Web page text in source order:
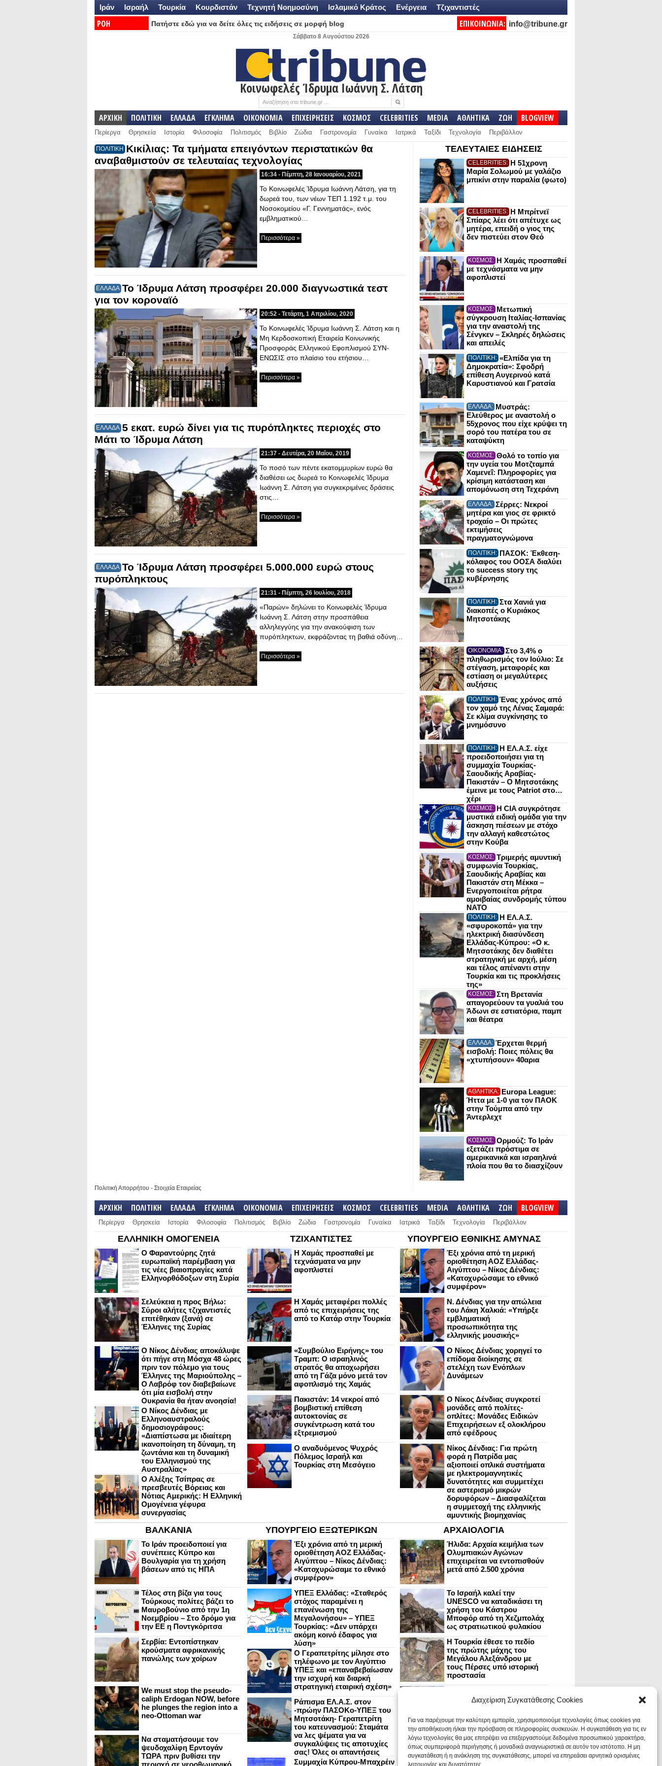
Διαχείριση Συγκατάθεσης Cookies
Για να παρέχουμε την καλύτερη εμπειρία, χρησιμοποιούμε τεχνολογίες όπως cookies για
την αποθήκευση ή/και την πρόσβαση σε πληροφορίες συσκευών. Η συγκατάθεση για τις εν
λόγω τεχνολογίες θα μας επιτρέψει να επεξεργαστούμε δεδομένα προσωπικού χαρακτήρα,
όπως συμπεριφορά περιήγησης ή μοναδικά αναγνωριστικά σε αυτόν τον ιστότοπο. Η μη
συγκατάθεση ή η ανάκληση της συγκατάθεσης, μπορεί να επηρεάσει αρνητικά ορισμένες
λειτουργίες και δυνατότητες.
Ιράν Ισραήλ Τουρκία Κουρδιστάν Τεχνητή Νοημοσύνη Ισλαμικό Κράτος Ενέργεια Τζιχαντιστές
ΡΟΗ
Πατήστε εδώ για να δείτε όλες τις ειδήσεις σε μορφή blog ΕΠΙΚΟΙΝΩΝΙΑ: info@tribune.gr
Σάββατο 8 Αυγούστου 2026
Κοινωφελές Ίδρυμα Ιωάννη Σ. Λάτση
ΑΡΧΙΚΗ ΠΟΛΙΤΙΚΗ ΕΛΛΑΔΑ ΕΓΚΛΗΜΑ ΟΙΚΟΝΟΜΙΑ ΕΠΙΧΕΙΡΗΣΕΙΣ ΚΟΣΜΟΣ CELEBRITIES MEDIA ΑΘΛΗΤΙΚΑ ΖΩΗ BLOGVIEW
Περίεργα Θρησκεία Ιστορία Φιλοσοφία Πολιτισμός Βιβλίο Ζώδια Γαστρονομία Γυναίκα Ιατρικά Ταξίδι Τεχνολογία Περιβάλλον
ΠΟΛΙΤΙΚΗ Κικίλιας: Τα τμήματα επειγόντων περιστατικών θα
αναβαθμιστούν σε τελευταίας τεχνολογίας
16:34 - Πέμπτη, 28 Ιανουαρίου, 2021
Το Κοινωφελές Ίδρυμα Ιωάννη Λάτση, για τη
δωρεά του, των νέων ΤΕΠ 1.192 τ.μ. του
Νοσοκομείου «Γ. Γεννηματάς», ενός
εμβληματικού…
Περισσότερα »
ΕΛΛΑΔΑ Το Ίδρυμα Λάτση προσφέρει 20.000 διαγνωστικά τεστ
για τον κοροναϊό
20:52 - Τετάρτη, 1 Απριλίου, 2020
Το Κοινωφελές Ίδρυμα Ιωάννη Σ. Λάτση και η
Μη Κερδοσκοπική Εταιρεία Κοινωνικής
Προσφοράς Ελληνικού Εφοπλισμού ΣΥΝ-
ΕΝΩΣΙΣ στο πλαίσιο του ετήσιου…
Περισσότερα »
ΕΛΛΑΔΑ 5 εκατ. ευρώ δίνει για τις πυρόπληκτες περιοχές στο
Μάτι το Ίδρυμα Λάτση
21:37 - Δευτέρα, 20 Μαΐου, 2019
Το ποσό των πέντε εκατομμυρίων ευρώ θα
διαθέσει ως δωρεά το Κοινωφελές Ίδρυμα
Ιωάννη Σ. Λάτση για συγκεκριμένες δράσεις
στις…
Περισσότερα »
ΕΛΛΑΔΑ Το Ίδρυμα Λάτση προσφέρει 5.000.000 ευρώ στους
πυρόπληκτους
21:31 - Πέμπτη, 26 Ιουλίου, 2018
«Παρών» δηλώνει το Κοινωφελές Ίδρυμα
Ιωάννη Σ. Λάτση στην προσπάθεια
αλληλεγγύης για την ανακούφιση των
πυρόπληκτων, εκφράζοντας τη βαθιά οδύνη…
Περισσότερα »
ΤΕΛΕΥΤΑΙΕΣ ΕΙΔΗΣΕΙΣ
CELEBRITIES: Η 51χρονη
Μαρία Σολωμού με γαλάζιο
μπικίνι στην παραλία (φωτο)
CELEBRITIES: Η Μπρίτνεϊ
Σπίαρς λέει ότι απέτυχε ως
μητέρα, επειδή ο γιος της
δεν πιστεύει στον Θεό
ΚΟΣΜΟΣ: Η Χαμάς προσπαθεί
με τεχνάσματα να μην
αφοπλιστεί
ΚΟΣΜΟΣ: Μετωπική
σύγκρουση Ιταλίας-Ισπανίας
για την αναστολή της
Σένγκεν – Σκληρές δηλώσεις
και απειλές
ΠΟΛΙΤΙΚΗ: «Ελπίδα για τη
Δημοκρατία»: Σφοδρή
επίθεση Αυγερινού κατά
Καρυστιανού και Γρατσία
ΕΛΛΑΔΑ: Μυστράς:
Ελεύθερος με αναστολή ο
55χρονος που είχε κρύψει τη
σορό του πατέρα του σε
καταψύκτη
ΚΟΣΜΟΣ: Θολό το τοπίο για
την υγεία του Μοτζταμπά
Χαμενεΐ: Πληροφορίες για
κρίσιμη κατάσταση και
απομόνωση στη Τεχεράνη
ΕΛΛΑΔΑ: Σέρρες: Νεκροί
μητέρα και γιος σε φρικτό
τροχαίο – Οι πρώτες
εκτιμήσεις
πραγματογνώμονα
ΠΟΛΙΤΙΚΗ: ΠΑΣΟΚ: Έκθεση-
κόλαφος του ΟΟΣΑ διαλύει
το success story της
κυβέρνησης
ΠΟΛΙΤΙΚΗ: Στα Χανιά για
διακοπές ο Κυριάκος
Μητσοτάκης
ΟΙΚΟΝΟΜΙΑ: Στο 3,4% ο
πληθωρισμός τον Ιούλιο: Σε
στέγαση, μεταφορές και
εστίαση οι μεγαλύτερες
αυξήσεις
ΠΟΛΙΤΙΚΗ: Ένας χρόνος από
τον χαμό της Λένας Σαμαρά:
Σε κλίμα συγκίνησης το
μνημόσυνο
ΠΟΛΙΤΙΚΗ: Η ΕΛ.Α.Σ. είχε
προειδοποιήσει για τη
συμμαχία Τουρκίας-
Σαουδικής Αραβίας-
Πακιστάν – Ο Μητσοτάκης
έμεινε με τους Patriot στο…
χέρι
ΚΟΣΜΟΣ: Η CIA συγκρότησε
μυστικά ειδική ομάδα για την
άσκηση πιέσεων με στόχο
την αλλαγή καθεστώτος
στην Κούβα
ΚΟΣΜΟΣ: Τριμερής αμυντική
συμφωνία Τουρκίας,
Σαουδικής Αραβίας και
Πακιστάν στη Μέκκα –
Ενεργοποιείται ρήτρα
αμοιβαίας συνδρομής τύπου
NATO
ΠΟΛΙΤΙΚΗ: Η ΕΛ.Α.Σ.
«σφυροκοπά» για την
ηλεκτρική διασύνδεση
Ελλάδας-Κύπρου: «Ο κ.
Μητσοτάκης δεν διαθέτει
στρατηγική με αρχή, μέση
και τέλος απέναντι στην
Τουρκία και τις προκλήσεις
της»
ΚΟΣΜΟΣ: Στη Βρετανία
απαγορεύουν τα γυαλιά του
Άδωνι σε εστιατόρια, παμπ
και θέατρα
ΕΛΛΑΔΑ: Έρχεται θερμή
εισβολή: Ποιες πόλεις θα
«χτυπήσουν» 40αρια
ΑΘΛΗΤΙΚΑ: Europa League:
Ήττα με 1-0 για τον ΠΑΟΚ
στην Τούμπα από την
Άντερλεχτ
ΚΟΣΜΟΣ: Ορμούζ: Το Ιράν
εξετάζει πρόστιμα σε
αμερικανικά και ισραηλινά
πλοία που θα το διασχίζουν
Πολιτική Απορρήτου - Στοιχεία Εταιρείας
ΑΡΧΙΚΗ ΠΟΛΙΤΙΚΗ ΕΛΛΑΔΑ ΕΓΚΛΗΜΑ ΟΙΚΟΝΟΜΙΑ ΕΠΙΧΕΙΡΗΣΕΙΣ ΚΟΣΜΟΣ CELEBRITIES MEDIA ΑΘΛΗΤΙΚΑ ΖΩΗ BLOGVIEW
Περίεργα Θρησκεία Ιστορία Φιλοσοφία Πολιτισμός Βιβλίο Ζώδια Γαστρονομία Γυναίκα Ιατρικά Ταξίδι Τεχνολογία Περιβάλλον
ΕΛΛΗΝΙΚΗ ΟΜΟΓΕΝΕΙΑ
Ο Φαραντούρης ζητά
ευρωπαϊκή παρέμβαση για
τις νέες βιαιοπραγίες κατά
Ελληνορθόδοξων στη Συρία
Σελεύκεια η προς Βήλω:
Σύροι αλήτες τζιχαντιστές
επιτέθηκαν (ξανά) σε
Έλληνες της Συρίας
Ο Νίκος Δένδιας αποκάλυψε
ότι πήγε στη Μόσχα 48 ώρες
πριν τον πόλεμο για τους
Έλληνες της Μαριούπολης –
Ο Λαβρόφ τον διαβεβαίωνε
ότι μία εισβολή στην
Ουκρανία θα ήταν ανοησία!
Ο Νίκος Δένδιας με
Ελληνοαυστραλούς
δημοσιογράφους:
«Διαπίστωσα με ιδιαίτερη
ικανοποίηση τη δύναμη, τη
ζωντάνια και τη δυναμική
του Ελληνισμού της
Αυστραλίας»
Ο Αλέξης Τσίπρας σε
πρεσβευτές Βόρειας και
Νότιας Αμερικής: Η Ελληνική
Ομογένεια γέφυρα
συνεργασίας
ΤΖΙΧΑΝΤΙΣΤΕΣ
Η Χαμάς προσπαθεί με
τεχνάσματα να μην
αφοπλιστεί
Η Χαμάς μεταφέρει πολλές
από τις επιχειρήσεις της
από το Κατάρ στην Τουρκία
«Συμβούλιο Ειρήνης» του
Τραμπ: Ο ισραηλινός
στρατός θα αποχωρήσει
από τη Γάζα μόνο μετά τον
αφοπλισμό της Χαμάς
Πακιστάν: 14 νεκροί από
βομβιστική επίθεση
αυτοκτονίας σε
συγκέντρωση κατά του
εξτρεμισμού
Ο αναδυόμενος Ψυχρός
Πόλεμος Ισραήλ και
Τουρκίας στη Μεσόγειο
ΥΠΟΥΡΓΕΙΟ ΕΘΝΙΚΗΣ ΑΜΥΝΑΣ
Έξι χρόνια από τη μερική
οριοθέτηση ΑΟΖ Ελλάδας-
Αιγύπτου – Νίκος Δένδιας:
«Κατοχυρώσαμε το εθνικό
συμφέρον»
Ν. Δένδιας για την απώλεια
του Λάκη Χαλκιά: «Υπήρξε
εμβληματική
προσωπικότητα της
ελληνικής μουσικής»
Ο Νίκος Δένδιας χορηγεί το
επίδομα διοίκησης σε
στελέχη των Ενόπλων
Δυνάμεων
Ο Νίκος Δένδιας συγκροτεί
μονάδες από πολίτες-
οπλίτες: Μονάδες Ειδικών
Επιχειρήσεων εξ ολοκλήρου
από εφέδρους
Νίκος Δένδιας: Για πρώτη
φορά η Πατρίδα μας
αξιοποιεί οπλικά συστήματα
με ηλεκτρομαγνητικές
δυνατότητες και συμμετέχει
σε αστερισμό μικρών
δορυφόρων – Διασφαλίζεται
η συμμετοχή της ελληνικής
αμυντικής βιομηχανίας
ΒΑΛΚΑΝΙΑ
Το Ιράν προειδοποιεί για
συνέπειες Κύπρο και
Βουλγαρία για τη χρήση
βάσεων από τις ΗΠΑ
Τέλος στη βίζα για τους
Τούρκους πολίτες βάζει το
Μαυροβούνιο από την 1η
Νοεμβρίου – Στο δρόμο για
την ΕΕ η Ποντγκόριτσα
Σερβία: Εντοπίστηκαν
κρούσματα αφρικανικής
πανώλης των χοίρων
We must stop the pseudo-
caliph Erdogan NOW, before
he plunges the region into a
neo-Ottoman war
Να σταματήσουμε τον
ψευδοχαλίφη Ερντογάν
ΤΩΡΑ πριν βυθίσει την
περιοχή σε νεοοθωμανικό
ΥΠΟΥΡΓΕΙΟ ΕΞΩΤΕΡΙΚΩΝ
Έξι χρόνια από τη μερική
οριοθέτηση ΑΟΖ Ελλάδας-
Αιγύπτου – Νίκος Δένδιας:
«Κατοχυρώσαμε το εθνικό
συμφέρον»
ΥΠΕΞ Ελλάδας: «Σταθερός
στόχος παραμένει η
επανένωση της
Μεγαλονήσου» – ΥΠΕΞ
Τουρκίας: «Δεν υπάρχει
ακόμη κοινό έδαφος για
λύση»
Ο Γεραπετρίτης μίλησε στο
τηλέφωνο με τον Αιγύπτιο
ΥΠΕΞ και «επαναβεβαίωσαν
την ισχυρή και διαρκή
στρατηγική εταιρική σχέση»
Ράπισμα ΕΛ.Α.Σ. στον
-πρώην ΠΑΣΟΚο-ΥΠΕΞ του
Μητσοτάκη- Γεραπετρίτη
του κατευνασμού: Σταμάτα
να λες ψέματα για να
συγκαλύψεις τις αποτυχίες
σας! Όλες οι απαντήσεις
Συμμαχία Κύπρου-Μπαχρέιν
ΑΡΧΑΙΟΛΟΓΙΑ
Ήλιδα: Αρχαία κειμήλια των
Ολυμπιακών Αγώνων
επιχειρείται να εντοπισθούν
μετά από 2.500 χρόνια
Το Ισραήλ καλεί την
UNESCO να καταδικάσει τη
χρήση του Κάστρου
Μποφόρ από τη Χεζμπολάχ
ως στρατιωτικού φυλακίου
Η Τουρκία έθεσε το πεδίο
της πρώτης μάχης του
Μεγάλου Αλεξάνδρου με
τους Πέρσες υπό ιστορική
προστασία
ανακτόρου στην
στο Παλάτι των Δεσποτών
Οι Νεάντερταλ έκαναν
οδοντιατρικές επεμβάσεις σε
χαλασμένα δόντια, σύμφωνα
με ευρήματα